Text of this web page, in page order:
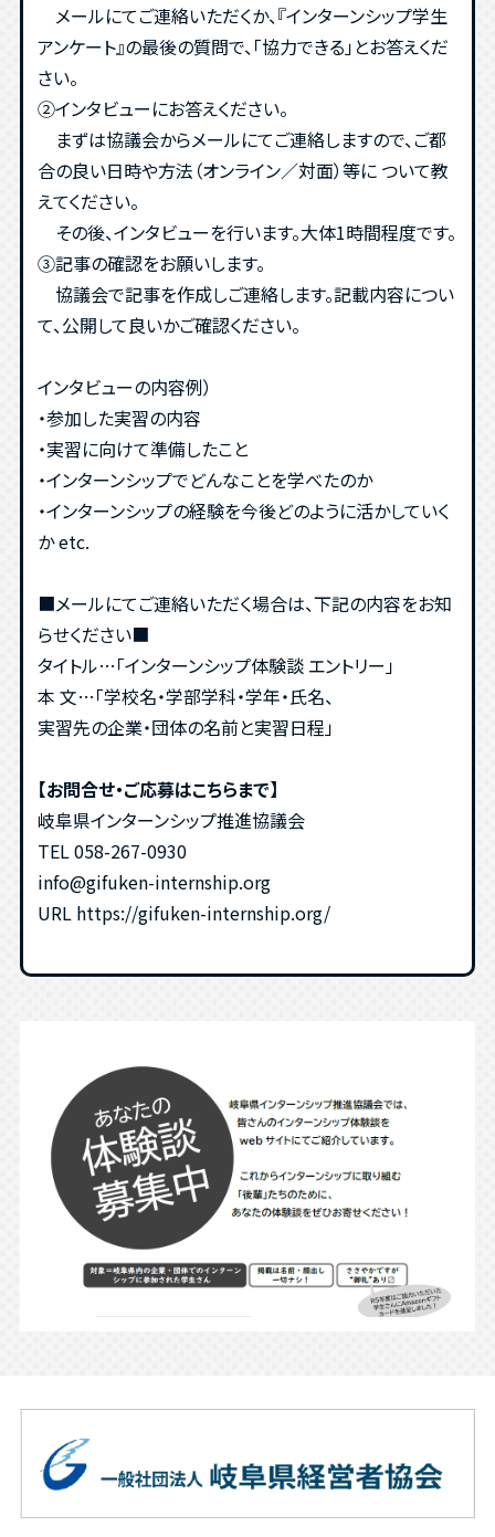
メールにてご連絡いただくか、『インターンシップ学生
アンケート』の最後の質問で、「協力できる」とお答えくだ
さい。
②インタビューにお答えください。
まずは協議会からメールにてご連絡しますので、ご都
合の良い日時や方法（オンライン／対面）等に ついて教
えてください。
その後、インタビューを行います。大体1時間程度です。
③記事の確認をお願いします。
協議会で記事を作成しご連絡します。記載内容につい
て、公開して良いかご確認ください。
インタビューの内容例）
・参加した実習の内容
・実習に向けて準備したこと
・インターンシップでどんなことを学べたのか
・インターンシップの経験を今後どのように活かしていく
か etc.
■メールにてご連絡いただく場合は、下記の内容をお知
らせください■
タイトル…「インターンシップ体験談 エントリー」
本 文…「学校名・学部学科・学年・氏名、
実習先の企業・団体の名前と実習日程」
【お問合せ・ご応募はこちらまで】
岐阜県インターンシップ推進協議会
TEL 058-267-0930
info@gifuken-internship.org
URL https://gifuken-internship.org/